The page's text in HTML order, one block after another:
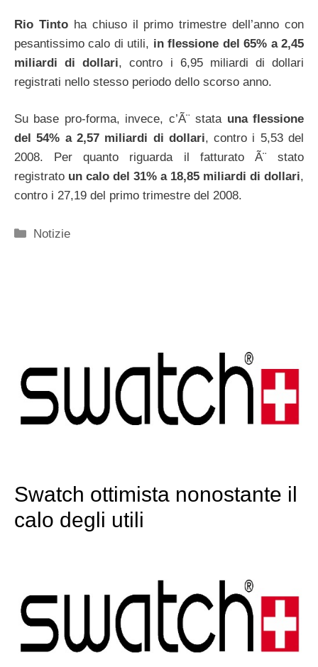
Rio Tintoha chiuso il primo trimestre dell’anno con
pesantissimo calo di utili, in flessione del 65% a 2,45
miliardi di dollari, contro i 6,95 miliardi di dollari
registrati nello stesso periodo dello scorso anno.
Su base pro-forma, invece, c’Ã¨ stata una flessione
del 54% a 2,57 miliardi di dollari, contro i 5,53 del
2008. Per quanto riguarda il fatturato Ã¨ stato
registrato un calo del 31% a 18,85 miliardi di dollari,
contro i 27,19 del primo trimestre del 2008.
Categorie
Notizie
Swatch ottimista nonostante il
calo degli utili